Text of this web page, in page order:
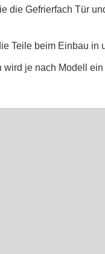
die Gefrierfach Tür
Teile beim Einbau in
wird je nach Modell